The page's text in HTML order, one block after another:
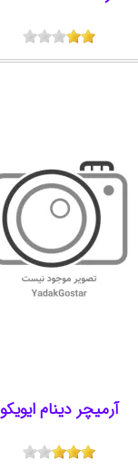
آرميچر دينام ايويکو